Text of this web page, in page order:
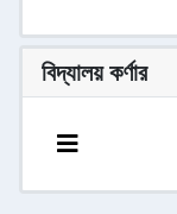
বিদ্যালয় কর্ণার